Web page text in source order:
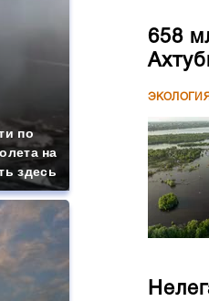
по
на
здесь
658
ЭКОЛОГИЯ